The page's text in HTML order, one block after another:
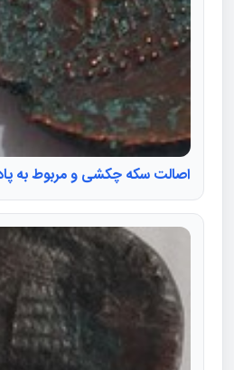
اصالت سکه چکشی و مربوط به